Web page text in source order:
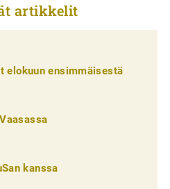
artikkelit
elokuun ensimmäisestä
kanssa